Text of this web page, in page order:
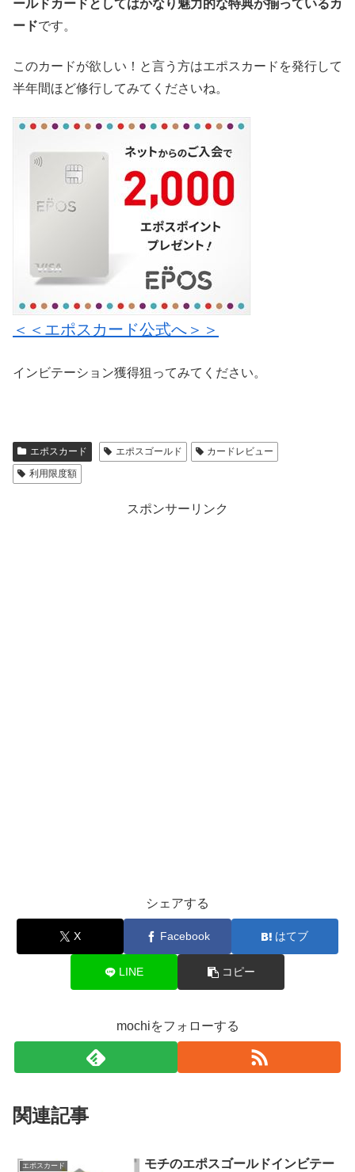
ールドカードとしてはかなり魅力的な特典が揃っているカ
ードです。
このカードが欲しい！と言う方はエポスカードを発行して
半年間ほど修行してみてくださいね。
＜＜エポスカード公式へ＞＞
インビテーション獲得狙ってみてください。
エポスカード エポスゴールド
カードレビュー
利用限度額
スポンサーリンク
シェアする
X Facebook はてブ
LINE コピー
mochiをフォローする
関連記事
エポスカード
モチのエポスゴールドインビテー